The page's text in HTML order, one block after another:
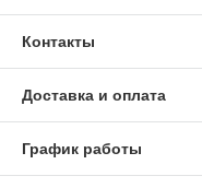
Контакты
Доставка и оплата
График работы